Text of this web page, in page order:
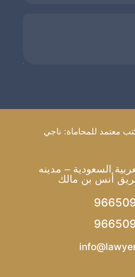
للمحاماة: ناجي
السعودية – مدينه
أنس بن مالك